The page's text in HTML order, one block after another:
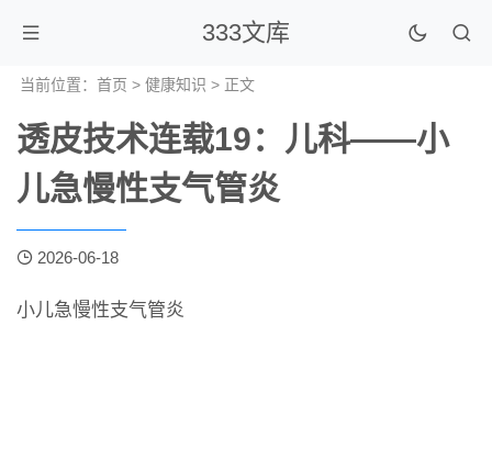
333文库
当前位置： 首页 > 健康知识 > 正文
透皮技术连载19：儿科——小
儿急慢性支气管炎
2026-06-18
小儿急慢性支气管炎